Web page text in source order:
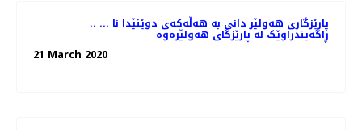
.. پارێزگاری هەولێر دانی بە هەڵەکەی دوێنێدا نا ...
ڕاگەیندراوێک لە پارێزگای هەولێرەوە
21 March 2020